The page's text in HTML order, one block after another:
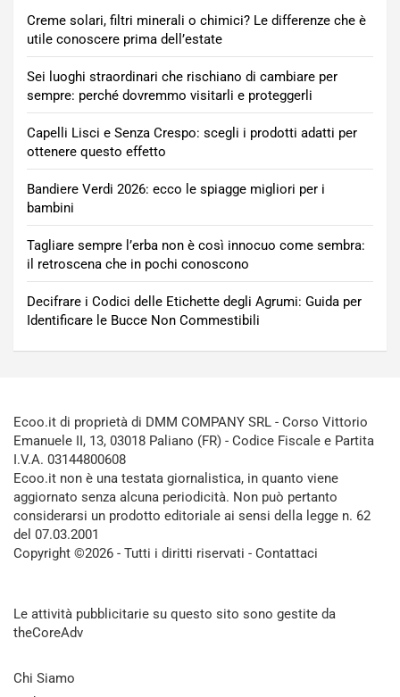
Creme solari, filtri minerali o chimici? Le differenze che è
utile conoscere prima dell’estate
Sei luoghi straordinari che rischiano di cambiare per
sempre: perché dovremmo visitarli e proteggerli
Capelli Lisci e Senza Crespo: scegli i prodotti adatti per
ottenere questo effetto
Bandiere Verdi 2026: ecco le spiagge migliori per i
bambini
Tagliare sempre l’erba non è così innocuo come sembra:
il retroscena che in pochi conoscono
Decifrare i Codici delle Etichette degli Agrumi: Guida per
Identificare le Bucce Non Commestibili
Ecoo.it di proprietà di DMM COMPANY SRL - Corso Vittorio
Emanuele II, 13, 03018 Paliano (FR) - Codice Fiscale e Partita
I.V.A. 03144800608
Ecoo.it non è una testata giornalistica, in quanto viene
aggiornato senza alcuna periodicità. Non può pertanto
considerarsi un prodotto editoriale ai sensi della legge n. 62
del 07.03.2001
Copyright ©2026 - Tutti i diritti riservati - Contattaci
Le attività pubblicitarie su questo sito sono gestite da
theCoreAdv
Chi Siamo